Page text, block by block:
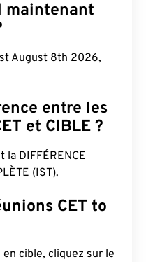
maintenant
August 8th 2026,
entre les
et CIBLE ?
la DIFFÉRENCE
(IST).
CET to
cible, cliquez sur le